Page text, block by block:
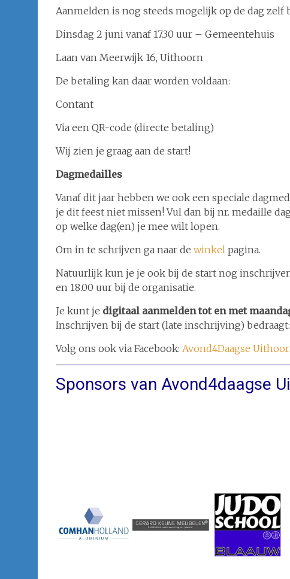
Aanmelden is nog steeds mogelijk op de dag
Dinsdag 2 juni vanaf 17.30 uur – Gemeentehuis
Laan van Meerwijk 16, Uithoorn
De betaling kan daar worden voldaan:
Contant
Via een QR-code (directe betaling)
Wij zien je graag aan de start!
Dagmedailles
Vanaf dit jaar hebben we ook een speciale
je dit feest niet missen! Vul dan bij nr. medaille
op welke dag(en) je mee wilt lopen.
Om in te schrijven ga naar de winkel pagina.
Natuurlijk kun je je ook bij de start nog
en 18.00 uur bij de organisatie.
Je kunt je digitaal aanmelden tot en met
Inschrijven bij de start (late inschrijving)
Volg ons ook via Facebook: Avond4Daagse
Sponsors van Avond4daagse